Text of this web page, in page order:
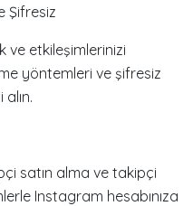
Şifresiz
ve etkileşimlerinizi
yöntemleri ve şifresiz
satın alma ve takipçi
Instagram hesabınıza